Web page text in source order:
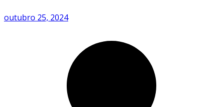
outubro 25, 2024